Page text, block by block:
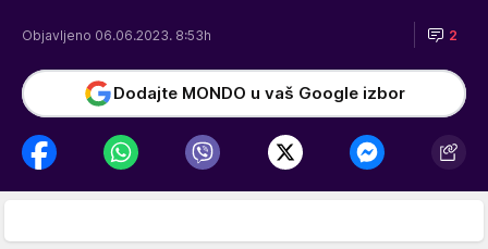
Objavljeno 06.06.2023. 8:53h 2
Dodajte MONDO u vaš Google izbor